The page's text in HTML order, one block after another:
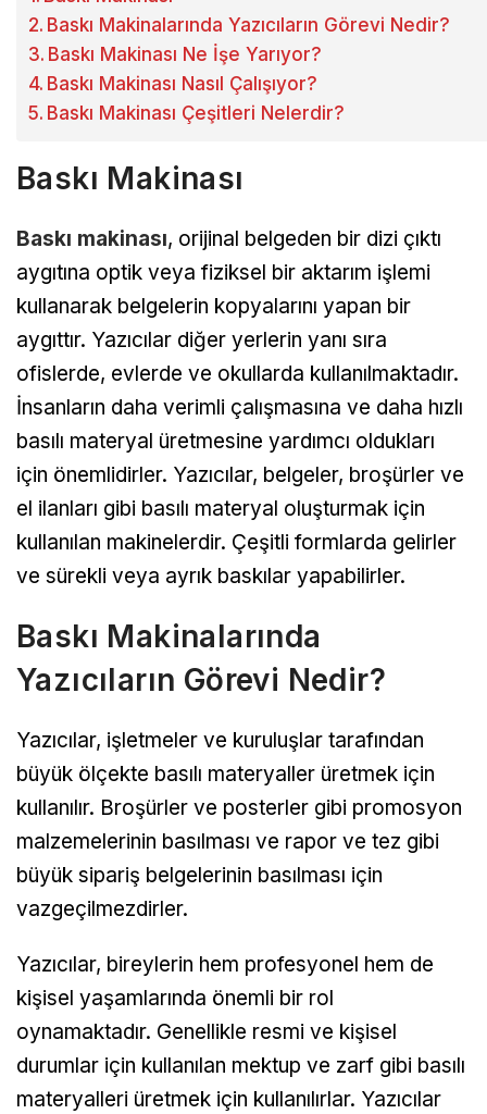
Baskı Makinalarında Yazıcıların Görevi Nedir?
Baskı Makinası Ne İşe Yarıyor?
Baskı Makinası Nasıl Çalışıyor?
Baskı Makinası Çeşitleri Nelerdir?
Baskı Makinası
Baskı makinası, orijinal belgeden bir dizi çıktı
aygıtına optik veya fiziksel bir aktarım işlemi
kullanarak belgelerin kopyalarını yapan bir
aygıttır. Yazıcılar diğer yerlerin yanı sıra
ofislerde, evlerde ve okullarda kullanılmaktadır.
İnsanların daha verimli çalışmasına ve daha hızlı
basılı materyal üretmesine yardımcı oldukları
için önemlidirler. Yazıcılar, belgeler, broşürler ve
el ilanları gibi basılı materyal oluşturmak için
kullanılan makinelerdir. Çeşitli formlarda gelirler
ve sürekli veya ayrık baskılar yapabilirler.
Baskı Makinalarında
Yazıcıların Görevi Nedir?
Yazıcılar, işletmeler ve kuruluşlar tarafından
büyük ölçekte basılı materyaller üretmek için
kullanılır. Broşürler ve posterler gibi promosyon
malzemelerinin basılması ve rapor ve tez gibi
büyük sipariş belgelerinin basılması için
vazgeçilmezdirler.
Yazıcılar, bireylerin hem profesyonel hem de
kişisel yaşamlarında önemli bir rol
oynamaktadır. Genellikle resmi ve kişisel
durumlar için kullanılan mektup ve zarf gibi basılı
materyalleri üretmek için kullanılırlar. Yazıcılar